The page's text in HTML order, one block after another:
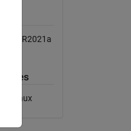
R2021a
Linux